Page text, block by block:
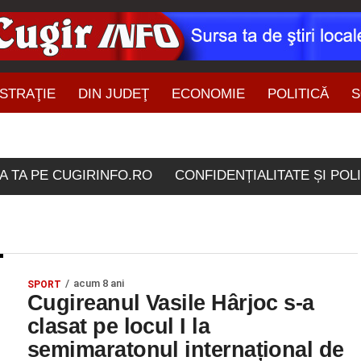
DIN JUDEŢ ECONOMIE POLITICĂ
TA PE CUGIRINFO.RO CONFIDENȚIALITATE ȘI
etichetate
SPORT acum 8 ani
Cugireanul Vasile Hârjoc s-a
clasat pe locul I la
semimaratonul internațional de